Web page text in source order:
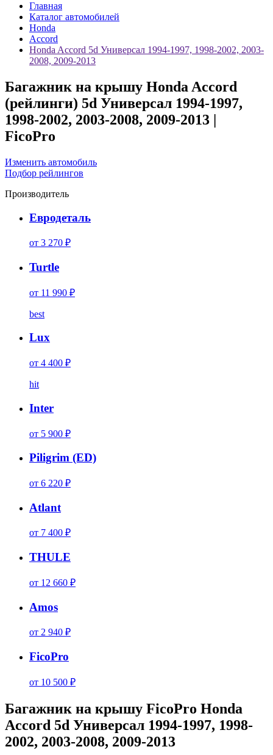
Главная
Каталог автомобилей
Honda
Accord
Honda Accord 5d Универсал 1994-1997, 1998-2002, 2003-
2008, 2009-2013
Багажник на крышу Honda Accord
(рейлинги) 5d Универсал 1994-1997,
1998-2002, 2003-2008, 2009-2013 |
FicoPro
Изменить автомобиль
Подбор рейлингов
Производитель
Евродеталь
от 3 270 ₽
Turtle
от 11 990 ₽
best
Lux
от 4 400 ₽
hit
Inter
от 5 900 ₽
Piligrim (ED)
от 6 220 ₽
Atlant
от 7 400 ₽
THULE
от 12 660 ₽
Amos
от 2 940 ₽
FicoPro
от 10 500 ₽
Багажник на крышу FicoPro Honda
Accord 5d Универсал 1994-1997, 1998-
2002, 2003-2008, 2009-2013